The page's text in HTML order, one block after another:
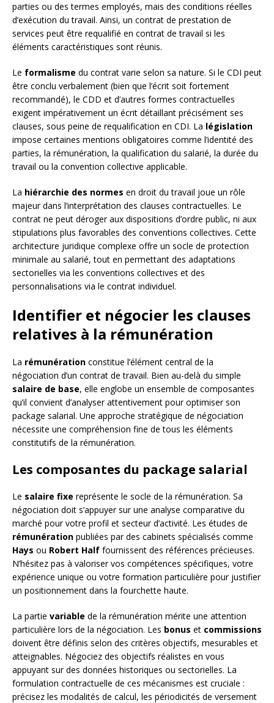
parties ou des termes employés, mais des conditions réelles
d’exécution du travail. Ainsi, un contrat de prestation de
services peut être requalifié en contrat de travail si les
éléments caractéristiques sont réunis.
Le formalisme du contrat varie selon sa nature. Si le CDI peut
être conclu verbalement (bien que l’écrit soit fortement
recommandé), le CDD et d’autres formes contractuelles
exigent impérativement un écrit détaillant précisément ses
clauses, sous peine de requalification en CDI. La législation
impose certaines mentions obligatoires comme l’identité des
parties, la rémunération, la qualification du salarié, la durée du
travail ou la convention collective applicable.
La hiérarchie des normes en droit du travail joue un rôle
majeur dans l’interprétation des clauses contractuelles. Le
contrat ne peut déroger aux dispositions d’ordre public, ni aux
stipulations plus favorables des conventions collectives. Cette
architecture juridique complexe offre un socle de protection
minimale au salarié, tout en permettant des adaptations
sectorielles via les conventions collectives et des
personnalisations via le contrat individuel.
Identifier et négocier les clauses
relatives à la rémunération
La rémunération constitue l’élément central de la
négociation d’un contrat de travail. Bien au-delà du simple
salaire de base, elle englobe un ensemble de composantes
qu’il convient d’analyser attentivement pour optimiser son
package salarial. Une approche stratégique de négociation
nécessite une compréhension fine de tous les éléments
constitutifs de la rémunération.
Les composantes du package salarial
Le salaire fixe représente le socle de la rémunération. Sa
négociation doit s’appuyer sur une analyse comparative du
marché pour votre profil et secteur d’activité. Les études de
rémunération publiées par des cabinets spécialisés comme
Hays ou Robert Half fournissent des références précieuses.
N’hésitez pas à valoriser vos compétences spécifiques, votre
expérience unique ou votre formation particulière pour justifier
un positionnement dans la fourchette haute.
La partie variable de la rémunération mérite une attention
particulière lors de la négociation. Les bonus et commissions
doivent être définis selon des critères objectifs, mesurables et
atteignables. Négociez des objectifs réalistes en vous
appuyant sur des données historiques ou sectorielles. La
formulation contractuelle de ces mécanismes est cruciale :
précisez les modalités de calcul, les périodicités de versement